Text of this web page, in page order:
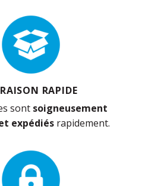
RAPIDE
sont soigneusement
expédiés rapidement.